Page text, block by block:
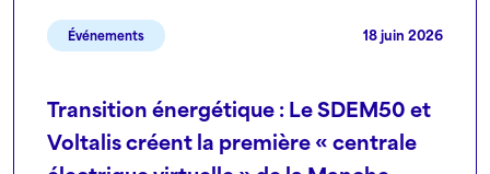
Événements 18 juin 2026
Transition énergétique : Le SDEM50 et
Voltalis créent la première « centrale